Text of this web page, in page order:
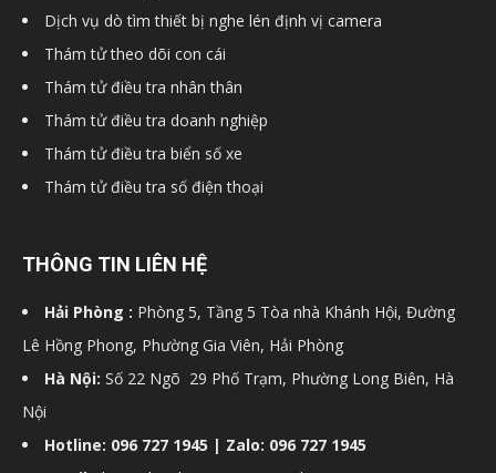
dịch
thám
Dịch vụ dò tìm thiết bị nghe lén định vị camera
Thám tử theo dõi con cái
Thám tử điều tra nhân thân
Thám tử điều tra doanh nghiệp
Thám tử điều tra biển số xe
Thám tử điều tra số điện thoại
THÔNG TIN LIÊN HỆ
Hải Phòng : Phòng 5, Tầng 5 Tòa nhà Khánh Hội, Đường
Lê Hồng Phong, Phường Gia Viên, Hải Phòng
Hà Nội: Số 22 Ngõ 29 Phố Trạm, Phường Long Biên, Hà
Nội
Hotline: 096 727 1945 | Zalo: 096 727 1945